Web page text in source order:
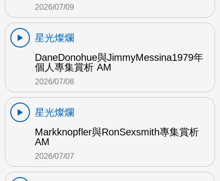
2026/07/09
星光燦爛
DaneDonohue與JimmyMessina1979年
個人專集賞析 AM
2026/07/08
星光燦爛
Markknopfler與RonSexsmith專集賞析
AM
2026/07/07